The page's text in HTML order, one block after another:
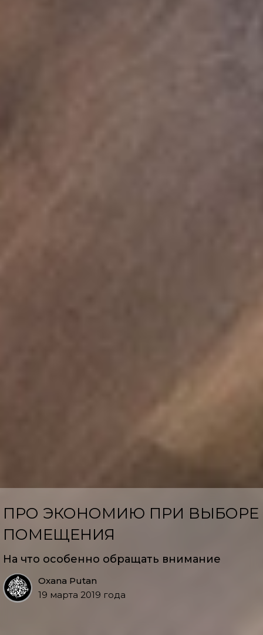
ПРО ЭКОНОМИЮ ПРИ ВЫБОРЕ
ПОМЕЩЕНИЯ
На что особенно обращать внимание
Oxana Putan
19 марта 2019 года